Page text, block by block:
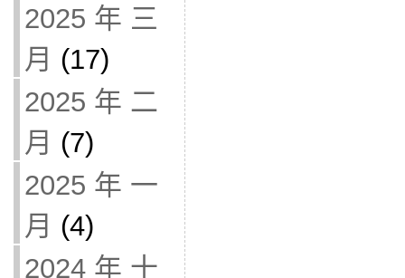
2025 年 三
月 (17)
2025 年 二
月 (7)
2025 年 一
月 (4)
2024 年 十